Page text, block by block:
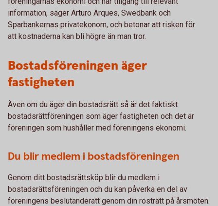
information, säger Arturo Arques, Swedbank och
Sparbankernas privatekonom, och betonar att risken för
att kostnaderna kan bli högre än man tror.
Bostadsföreningen äger
fastigheten
Även om du äger din bostadsrätt så är det faktiskt
bostadsrättföreningen som äger fastigheten och det är
föreningen som hushåller med föreningens ekonomi.
Du blir medlem i bostadsföreningen
Genom ditt bostadsrättsköp blir du medlem i
bostadsrättsföreningen och du kan påverka en del av
föreningens beslutanderätt genom din rösträtt på årsmöten.